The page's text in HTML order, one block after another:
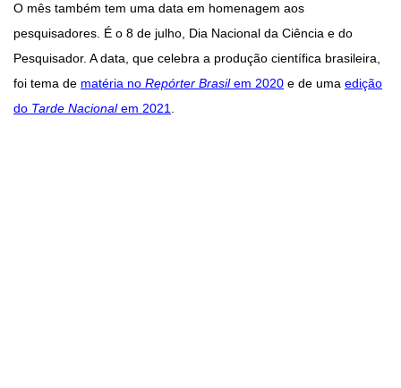
O mês também tem uma data em homenagem aos
pesquisadores. É o 8 de julho, Dia Nacional da Ciência e do
Pesquisador. A data, que celebra a produção científica brasileira,
foi tema de matéria no Repórter Brasilem 2020 e de uma edição
do Tarde Nacionalem 2021.